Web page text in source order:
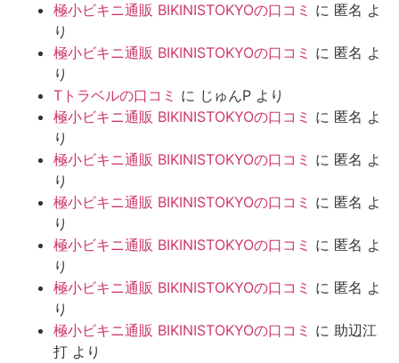
極小ビキニ通販 BIKINISTOKYOの口コミ に 匿名 よ
り
極小ビキニ通販 BIKINISTOKYOの口コミ に 匿名 よ
り
Tトラベルの口コミ に じゅんP より
極小ビキニ通販 BIKINISTOKYOの口コミ に 匿名 よ
り
極小ビキニ通販 BIKINISTOKYOの口コミ に 匿名 よ
り
極小ビキニ通販 BIKINISTOKYOの口コミ に 匿名 よ
り
極小ビキニ通販 BIKINISTOKYOの口コミ に 匿名 よ
り
極小ビキニ通販 BIKINISTOKYOの口コミ に 匿名 よ
り
極小ビキニ通販 BIKINISTOKYOの口コミ に 助辺江
打 より